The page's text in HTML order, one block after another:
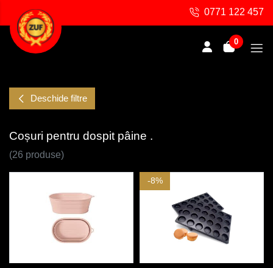
0771 122 457
0
Deschide filtre
Coșuri pentru dospit pâine .
(26 produse)
-8%